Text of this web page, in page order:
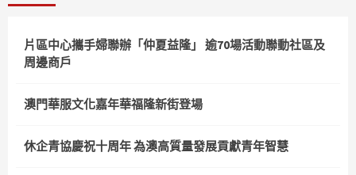
片區中心攜手婦聯辦「仲夏益隆」 逾70場活動聯動社區及
周邊商戶
澳門華服文化嘉年華福隆新街登場
休企青協慶祝十周年 為澳高質量發展貢獻青年智慧